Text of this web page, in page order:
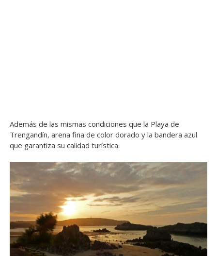
Además de las mismas condiciones que la Playa de
Trengandín, arena fina de color dorado y la bandera azul
que garantiza su calidad turística.